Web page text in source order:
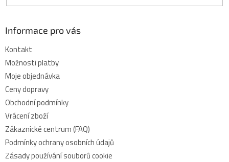
Informace pro vás
Kontakt
Možnosti platby
Moje objednávka
Ceny dopravy
Obchodní podmínky
Vrácení zboží
Zákaznické centrum (FAQ)
Podmínky ochrany osobních údajů
Zásady používání souborů cookie